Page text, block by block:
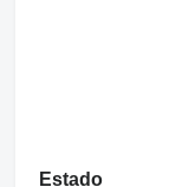
Estado